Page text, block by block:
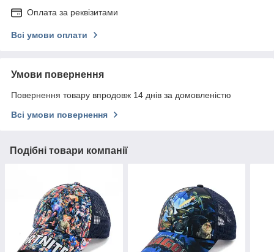
Оплата за реквізитами
Всі умови оплати
Умови повернення
Повернення товару впродовж 14 днів за домовленістю
Всі умови повернення
Подібні товари компанії